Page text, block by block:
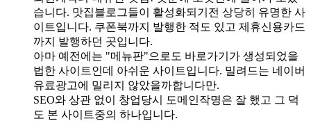
습니다. 맛집블로그들이 활성화되기전 상당히 유명한 사
이트입니다. 쿠폰북까지 발행한 적도 있고 제휴신용카드
까지 발행하던 곳입니다.
아마 예전에는 "메뉴판"으로도 바로가기가 생성되었을
법한 사이트인데 아쉬운 사이트입니다. 밀려드는 네이버
유료광고에 밀리지 않았을까합니다만.
SEO와 상관 없이 창업당시 도메인작명은 잘 했고 그 덕
도 본 사이트중의 하나입니다.